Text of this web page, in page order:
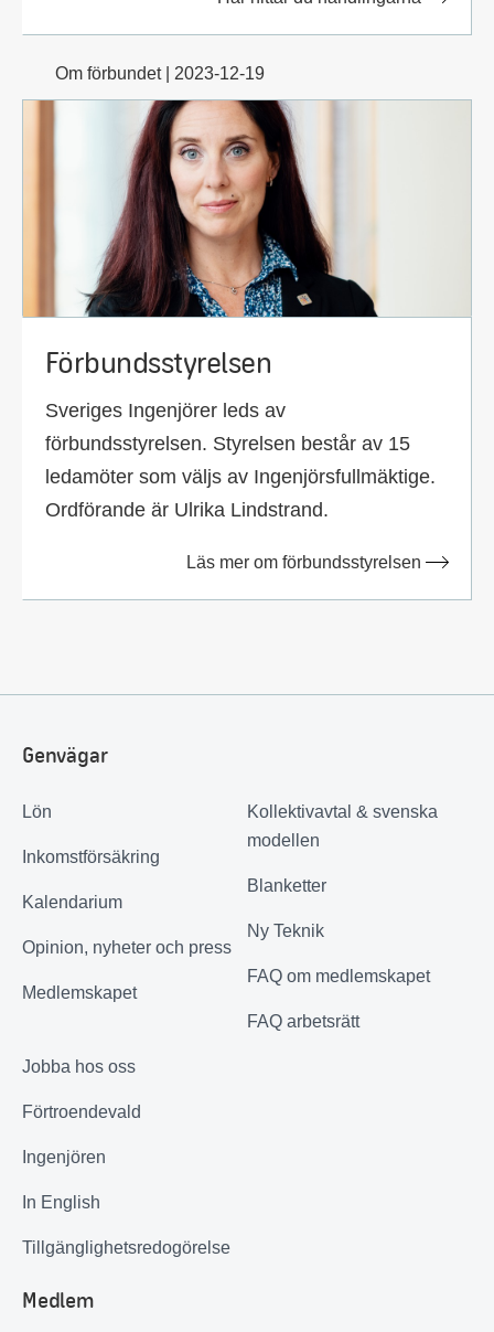
Om förbundet | 2023-12-19
Förbundsstyrelsen
Sveriges Ingenjörer leds av
förbundsstyrelsen. Styrelsen består av 15
ledamöter som väljs av Ingenjörsfullmäktige.
Ordförande är Ulrika Lindstrand.
Läs mer om förbundsstyrelsen
Genvägar
Lön
Inkomstförsäkring
Kalendarium
Opinion, nyheter och press
Medlemskapet
Kollektivavtal & svenska
modellen
Blanketter
Ny Teknik
FAQ om medlemskapet
FAQ arbetsrätt
Jobba hos oss
Förtroendevald
Ingenjören
In English
Tillgänglighetsredogörelse
Medlem